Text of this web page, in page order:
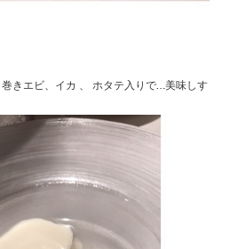
きエビ、イカ 、 ホタテ入りで…美味しす